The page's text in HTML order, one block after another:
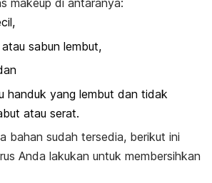
makeup di antaranya:
sabun lembut,
handuk yang lembut dan tidak
atau serat.
bahan sudah tersedia, berikut ini
Anda lakukan untuk membersihkan